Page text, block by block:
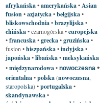
afrykańska•amerykańska•Asian
fusion•azjatycka•belgijska•
bliskowschodnia•brazylijska•
chińska• czarnogórska•europejska
•francuska•grecka•gruzińska•
fusion •hiszpańska•indyjska•
japońska•libańska•meksykańska
•międzynarodowa• nowoczesna •
orientalna•polska(nowoczesna
staropolska)•portugalska•
skandynawska•